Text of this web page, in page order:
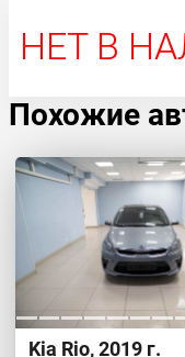
НЕТ В
Похожие
Kia Rio, 2019 г.